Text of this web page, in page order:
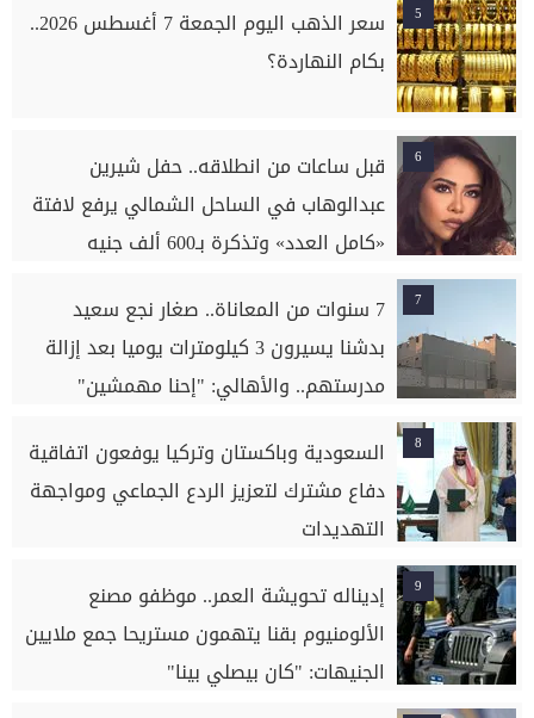
5
سعر الذهب اليوم الجمعة 7 أغسطس 2026..
بكام النهاردة؟
6
قبل ساعات من انطلاقه.. حفل شيرين
عبدالوهاب في الساحل الشمالي يرفع لافتة
«كامل العدد» وتذكرة بـ600 ألف جنيه
7
7 سنوات من المعاناة.. صغار نجع سعيد
بدشنا يسيرون 3 كيلومترات يوميا بعد إزالة
مدرستهم.. والأهالي: "إحنا مهمشين"
8
السعودية وباكستان وتركيا يوفعون اتفاقية
دفاع مشترك لتعزيز الردع الجماعي ومواجهة
التهديدات
9
إديناله تحويشة العمر.. موظفو مصنع
الألومنيوم بقنا يتهمون مستريحا جمع ملايين
الجنيهات: "كان بيصلي بينا"